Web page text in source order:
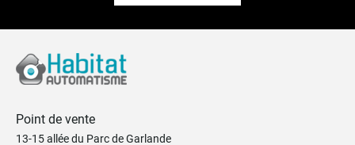
Point de vente
13-15 allée du Parc de Garlande